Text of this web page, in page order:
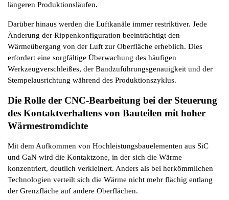
längeren Produktionsläufen.
Darüber hinaus werden die Luftkanäle immer restriktiver. Jede
Änderung der Rippenkonfiguration beeinträchtigt den
Wärmeübergang von der Luft zur Oberfläche erheblich. Dies
erfordert eine sorgfältige Überwachung des häufigen
Werkzeugverschleißes, der Bandzuführungsgenauigkeit und der
Stempelausrichtung während des Produktionszyklus.
Die Rolle der CNC-Bearbeitung bei der Steuerung
des Kontaktverhaltens von Bauteilen mit hoher
Wärmestromdichte
Mit dem Aufkommen von Hochleistungsbauelementen aus SiC
und GaN wird die Kontaktzone, in der sich die Wärme
konzentriert, deutlich verkleinert. Anders als bei herkömmlichen
Technologien verteilt sich die Wärme nicht mehr flächig entlang
der Grenzfläche auf andere Oberflächen.